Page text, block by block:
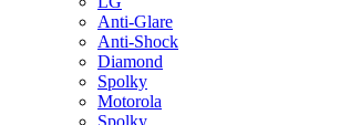
Anti-Glare
Anti-Shock
Diamond
Spolky
Motorola